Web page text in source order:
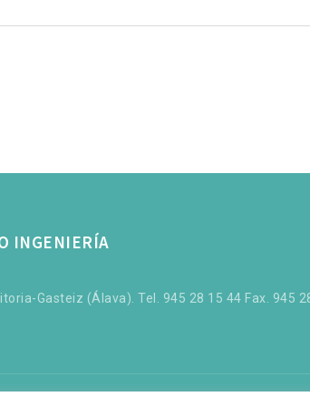
INGENIERÍA
Gasteiz (Álava). Tel. 945 28 15 44 Fax. 945